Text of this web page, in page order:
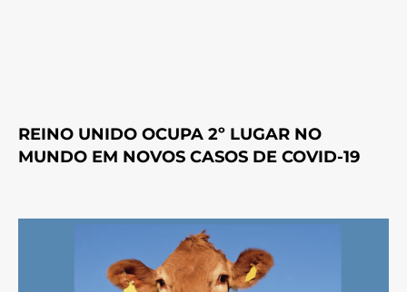
REINO UNIDO OCUPA 2º LUGAR NO
MUNDO EM NOVOS CASOS DE COVID-19